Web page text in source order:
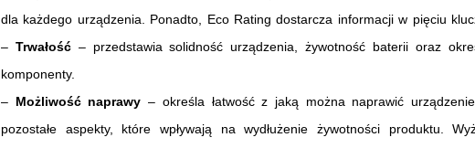
dla każdego urządzenia. Ponadto, Eco Rating dostarcza informacji w pięciu
– Trwałość– przedstawia solidność urządzenia, żywotność baterii oraz
komponenty.
– Możliwość naprawy – określa łatwość z jaką można naprawić
pozostałe aspekty, które wpływają na wydłużenie żywotności produktu.